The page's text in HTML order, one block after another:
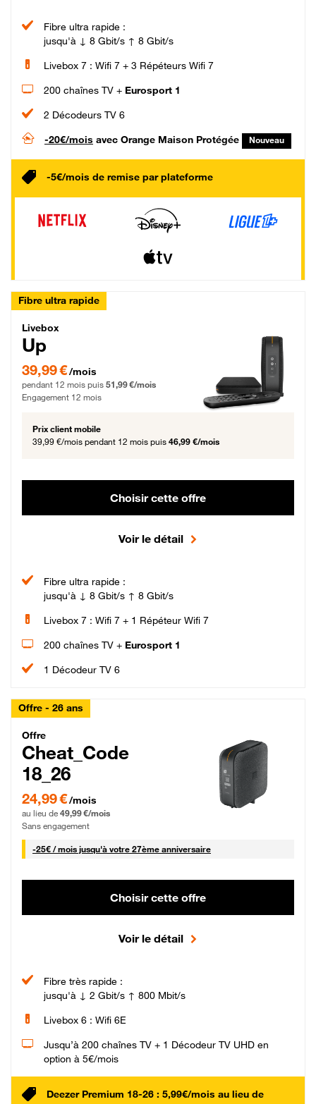
Fibre ultra rapide :
jusqu'à ↓ 8 Gbit/s ↑ 8 Gbit/s
Livebox 7 : Wifi 7 + 3 Répéteurs Wifi 7
200 chaînes TV + Eurosport 1
2 Décodeurs TV 6
-20€/mois avec Orange Maison Protégée Nouveau
-5€/mois de remise par plateforme
Fibre ultra rapide
Livebox Up Fibre
Livebox
Up
39,99 € par mois pendant 12 mois puis 51,99 € par mois, Engagement 12 mois
39,99 €/mois
pendant 12 mois puis 51,99 €/mois
Engagement 12 mois
Prix client mobile
39,99 €/mois pendant 12 mois puis 46,99 €/mois
Choisir cette offre
Voir le détail
Fibre ultra rapide :
jusqu'à ↓ 8 Gbit/s ↑ 8 Gbit/s
Livebox 7 : Wifi 7 + 1 Répéteur Wifi 7
200 chaînes TV + Eurosport 1
1 Décodeur TV 6
Offre - 26 ans
Cheat_Code Fibre_18_26
Offre
Cheat_Code
18_26
24,99 € par mois pendant 0 mois puis 49,99 € par mois, Sans engagement
24,99 €/mois
au lieu de 49,99 €/mois
Sans engagement
-25€ / mois25 € par mois
jusqu'à votre 27ème anniversaire
Choisir cette offre
Voir le détail
Fibre très rapide :
jusqu'à ↓ 2 Gbit/s ↑ 800 Mbit/s
Livebox 6 : Wifi 6E
Jusqu’à 200 chaînes TV + 1 Décodeur TV UHD en
option à 5€/mois
Deezer Premium 18-26 : 5,99€/mois au lieu de